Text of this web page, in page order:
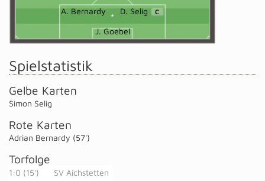
A. Bernardy
D. Selig C
J. Goebel
Spielstatistik
Gelbe Karten
Simon Selig
Rote Karten
Adrian Bernardy (57')
Torfolge
1:0 (15')
SV Aichstetten